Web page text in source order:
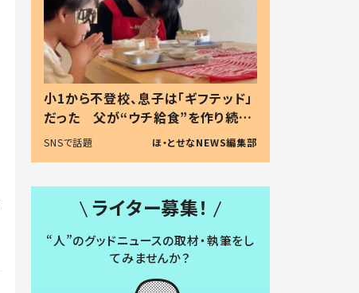
小1から不登校、息子は「ギフテッド」
だった 父が“ウチ給食”を作り続け
る理由とは #令和の親 #令和の子
SNSで話題 ほ・とせなNEWS編集部
ライター募集！
“人”のグッドニュースの取材・執筆をし
てみませんか？